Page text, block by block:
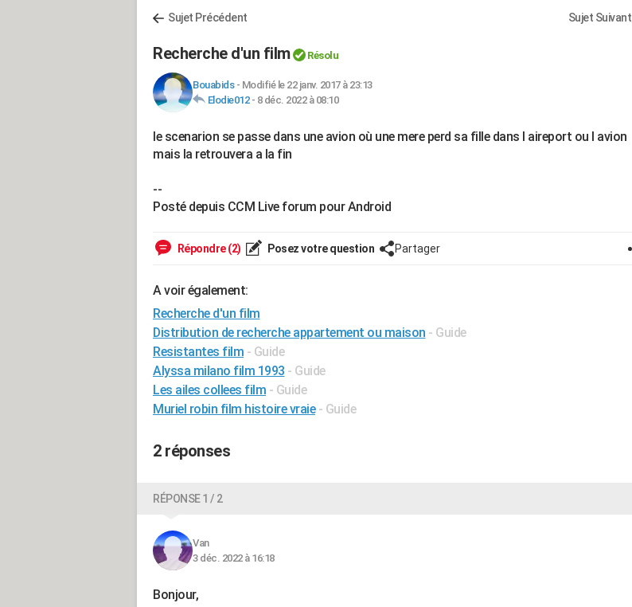
Sujet Précédent Sujet Suivant
Recherche d'un film Résolu
Bouabids- Modifié le 22 janv. 2017 à 23:13
Elodie012- 8 déc. 2022 à 08:10
le scenarion se passe dans une avion où une mere perd sa fille dans l aireport ou l avion
mais la retrouvera a la fin
--
Posté depuis CCM Live forum pour Android
Répondre (2) Posez votre question Partager
A voir également:
Recherche d'un film
Distribution de recherche appartement ou maison - Guide
Resistantes film - Guide
Alyssa milano film 1993 - Guide
Les ailes collees film - Guide
Muriel robin film histoire vraie - Guide
2 réponses
RÉPONSE 1 / 2
Van
3 déc. 2022 à 16:18
Bonjour,